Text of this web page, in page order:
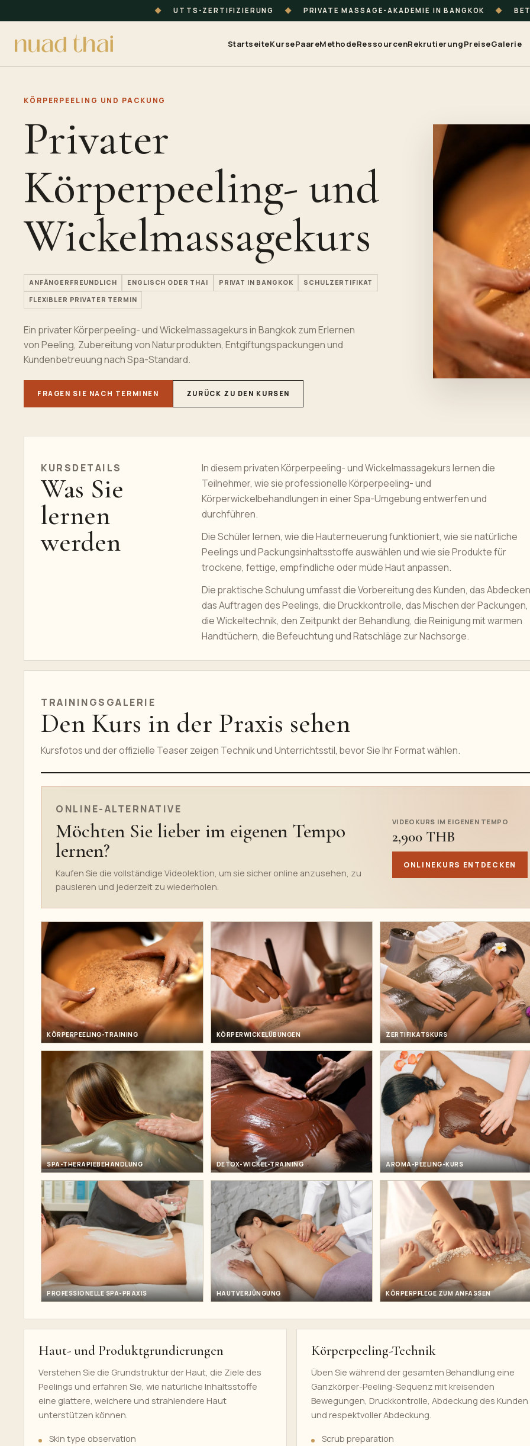
◆ UTTS-ZERTIFIZIERUNG ◆ PRIVATE MASSAGE-AKADEMIE IN BANGKOK ◆
StartseiteKursePaareMethodeRessourcenRekrutierungPreiseGalerie
KÖRPERPEELING UND PACKUNG
Privater
Körperpeeling- und
Wickelmassagekurs
ANFÄNGERFREUNDLICH ENGLISCH ODER THAI PRIVAT IN BANGKOK SCHULZERTIFIKAT
FLEXIBLER PRIVATER TERMIN
Ein privater Körperpeeling- und Wickelmassagekurs in Bangkok zum Erlernen
von Peeling, Zubereitung von Naturprodukten, Entgiftungspackungen und
Kundenbetreuung nach Spa-Standard.
FRAGEN SIE NACH TERMINEN ZURÜCK ZU DEN KURSEN
KURSDETAILS
Was Sie
lernen
werden
In diesem privaten Körperpeeling- und Wickelmassagekurs lernen die
Teilnehmer, wie sie professionelle Körperpeeling- und
Körperwickelbehandlungen in einer Spa-Umgebung entwerfen und
durchführen.
Die Schüler lernen, wie die Hauterneuerung funktioniert, wie sie natürliche
Peelings und Packungsinhaltsstoffe auswählen und wie sie Produkte für
trockene, fettige, empfindliche oder müde Haut anpassen.
Die praktische Schulung umfasst die Vorbereitung des Kunden, das
das Auftragen des Peelings, die Druckkontrolle, das Mischen der Packungen,
die Wickeltechnik, den Zeitpunkt der Behandlung, die Reinigung mit warmen
Handtüchern, die Befeuchtung und Ratschläge zur Nachsorge.
TRAININGSGALERIE
Den Kurs in der Praxis sehen
Kursfotos und der offizielle Teaser zeigen Technik und Unterrichtsstil, bevor Sie Ihr Format wählen.
TEASER DES ONLINEKURSES
ONLINE-ALTERNATIVE
Möchten Sie lieber im eigenen Tempo
lernen?
Kaufen Sie die vollständige Videolektion, um sie sicher online anzusehen, zu
pausieren und jederzeit zu wiederholen.
VIDEOKURS IM EIGENEN TEMPO
2,900 THB
ONLINEKURS ENTDECKEN
KÖRPERPEELING-TRAINING KÖRPERWICKELÜBUNGEN ZERTIFIKATSKURS
SPA-THERAPIEBEHANDLUNG DETOX-WICKEL-TRAINING AROMA-PEELING-KURS
PROFESSIONELLE SPA-PRAXIS HAUTVERJÜNGUNG KÖRPERPFLEGE ZUM ANFASSEN
Haut- und Produktgrundierungen
Verstehen Sie die Grundstruktur der Haut, die Ziele des
Peelings und erfahren Sie, wie natürliche Inhaltsstoffe
eine glattere, weichere und strahlendere Haut
unterstützen können.
Skin type observation
Körperpeeling-Technik
Üben Sie während der gesamten Behandlung eine
Ganzkörper-Peeling-Sequenz mit kreisenden
Bewegungen, Druckkontrolle, Abdeckung des Kunden
und respektvoller Abdeckung.
Scrub preparation